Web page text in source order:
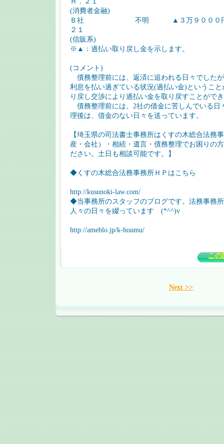
(消費者金融)
Ｂ社 不明 ▲３万９０００円 Ｈ
２１
(信販系)
※▲：過払い取り戻し金を示します。
(コメント)
債務整理前には、返済に追われる日々でした
利息を払い過ぎている状況(過払い金)というこ
り戻し交渉により過払い金を取り戻すことがで
債務整理前には、2社の借金に苦しんでいる日
理後は、借金のない日々を送っています。
【埼玉県の司法書士事務所はくすの木総合法務
産・会社）・相続・遺言・債務整理でお困りの
ださい。土日も相談可能です。】
◆くすの木総合法務事務所ＨＰはこちら
http://kusunoki-law.com/
◆当事務所のスタッフのブログです。法務事務
人々の日々を綴っています (*^^)v
http://ameblo.jp/k-houmu/
この
Next >>